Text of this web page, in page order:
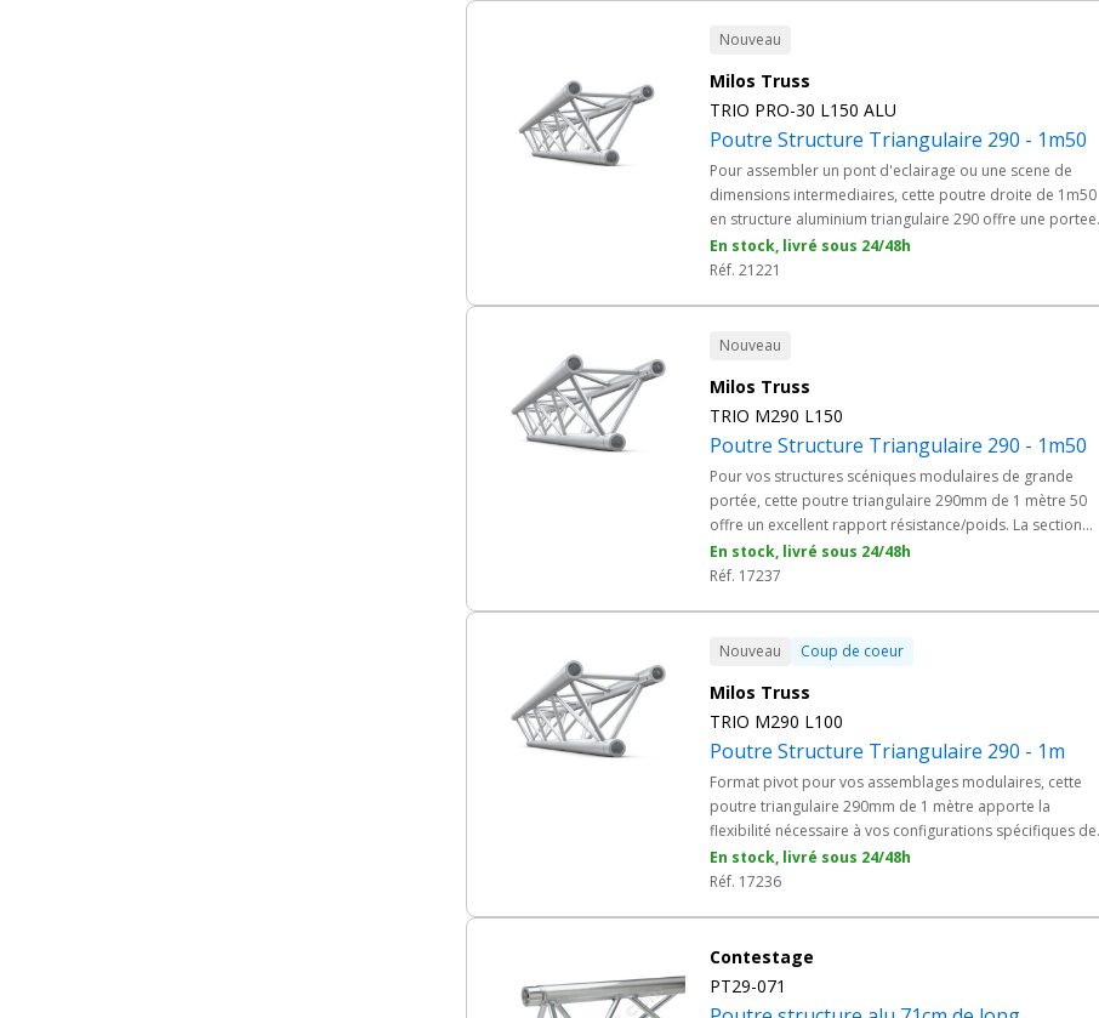
Nouveau
Milos Truss
TRIO PRO-30 L150 ALU
Poutre Structure Triangulaire 290 - 1m50
Pour assembler un pont d'eclairage ou une scene de
dimensions intermediaires, cette poutre droite de 1m50
en structure aluminium triangulaire 290 offre une portee
equilibree. Issue de la gamme Milos PRO-30, elle se
monte avec son kit de connexion fourni et s'integre dans
En stock, livré sous 24/48h
Réf. 21221
Nouveau
Milos Truss
TRIO M290 L150
Poutre Structure Triangulaire 290 - 1m50
Pour vos structures scéniques modulaires de grande
portée, cette poutre triangulaire 290mm de 1 mètre 50
offre un excellent rapport résistance/poids. La section
triangulaire en alliage 6082 est la référence du métier
pour grills événementiels, ponts d'éclairage et stands
En stock, livré sous 24/48h
Réf. 17237
Nouveau Coup de coeur
Milos Truss
TRIO M290 L100
Poutre Structure Triangulaire 290 - 1m
Format pivot pour vos assemblages modulaires, cette
poutre triangulaire 290mm de 1 mètre apporte la
flexibilité nécessaire à vos configurations spécifiques de
grills, ponts d'éclairage et stands événementiels. Alliage
6082 haute résistance, manchonnage conique fourni pour
En stock, livré sous 24/48h
Réf. 17236
Contestage
PT29-071